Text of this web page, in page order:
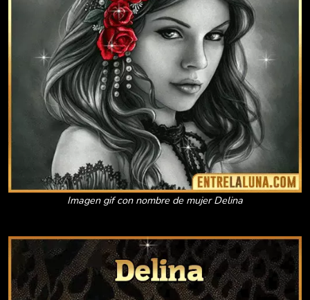
Imagen gif con nombre de mujer Delina